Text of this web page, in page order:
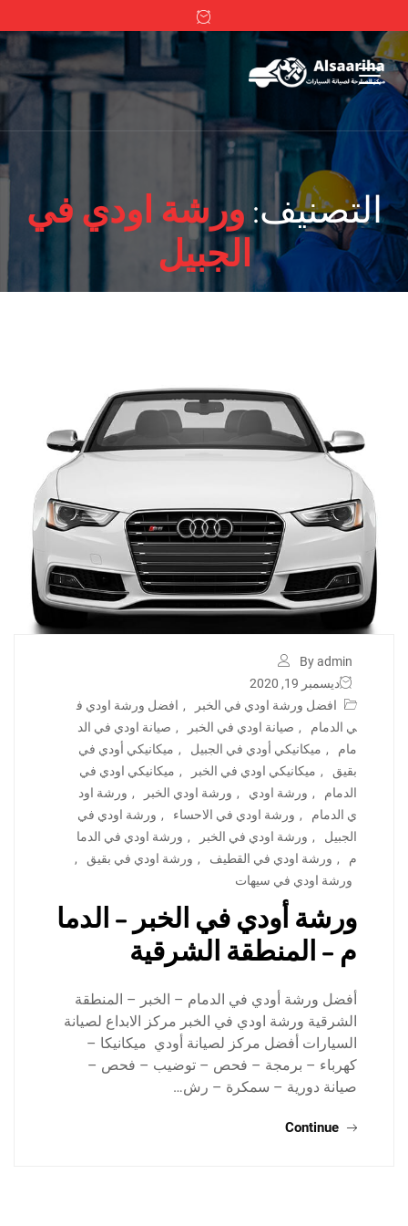
التصنيف: ورشة اودي في
الجبيل
By admin
ديسمبر 19, 2020
افضل ورشة اودي في الخبر
, افضل ورشة اودي ف
ي الدمام
, صيانة اودي في الخبر , صيانة اودي في الد
مام
, ميكانيكي أودي في الجبيل , ميكانيكي أودي في
بقيق
, ميكانيكي اودي في الخبر , ميكانيكي اودي في
الدمام
, ورشة اودي , ورشة اودي الخبر , ورشة اود
ي الدمام
, ورشة اودي في الاحساء , ورشة اودي في
الجبيل
, ورشة اودي في الخبر , ورشة اودي في الدما
م
, ورشة اودي في القطيف , ورشة اودي في بقيق
,
ورشة اودي في سيهات
ورشة أودي في الخبر – الدما
م – المنطقة الشرقية
أفضل ورشة أودي في الدمام – الخبر – المنطقة
الشرقية ورشة اودي في الخبر مركز الابداع لصيانة
السيارات أفضل مركز لصيانة أودي ميكانيكا –
كهرباء – برمجة – فحص – توضيب – فحص –
صيانة دورية – سمكرة – رش…
Continue